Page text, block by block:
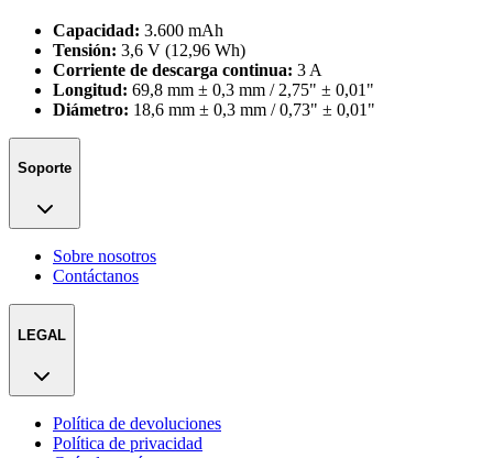
Capacidad: 3.600 mAh
Tensión: 3,6 V (12,96 Wh)
Corriente de descarga continua: 3 A
Longitud: 69,8 mm ± 0,3 mm / 2,75" ± 0,01"
Diámetro: 18,6 mm ± 0,3 mm / 0,73" ± 0,01"
Soporte
Sobre nosotros
Contáctanos
LEGAL
Política de devoluciones
Política de privacidad